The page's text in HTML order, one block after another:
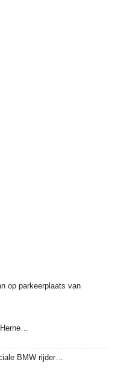
op parkeerplaats van
BMW rijder…